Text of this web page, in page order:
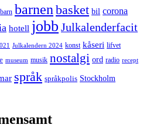
barn barnen basket bil corona
hotell jobb Julkalenderfacit
Julkalendern 2024 konst kåseri lifvet
museum musik nostalgi ord radio recept
språk språkpolis Stockholm